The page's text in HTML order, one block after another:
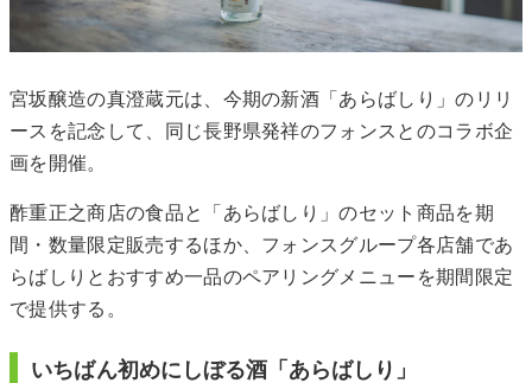
宮坂醸造の真澄蔵元は、今期の新酒「あらばしり」のリリ
ースを記念して、同じ長野県発祥のフォンスとのコラボ企
画を開催。
酢重正之商店の食品と「あらばしり」のセット商品を期
間・数量限定販売するほか、フォンスグループ各店舗であ
らばしりとおすすめ一品のペアリングメニューを期間限定
で提供する。
いちばん初めにしぼる酒「あらばしり」